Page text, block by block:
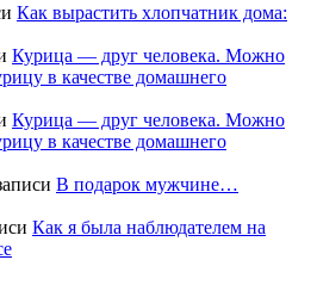
Как вырастить хлопчатник дома:
Курица — друг человека. Можно
в качестве домашнего
Курица — друг человека. Можно
в качестве домашнего
В подарок мужчине…
Как я была наблюдателем на